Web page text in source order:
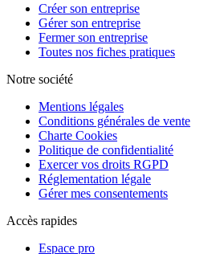
Créer son entreprise
Gérer son entreprise
Fermer son entreprise
Toutes nos fiches pratiques
Notre société
Mentions légales
Conditions générales de vente
Charte Cookies
Politique de confidentialité
Exercer vos droits RGPD
Réglementation légale
Gérer mes consentements
Accès rapides
Espace pro